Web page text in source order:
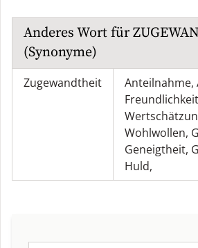
Anderes Wort für
(Synonyme)
Zugewandtheit Anteilnahme,
Freundlichkeit
Wohlwollen,
Geneigtheit,
Huld,